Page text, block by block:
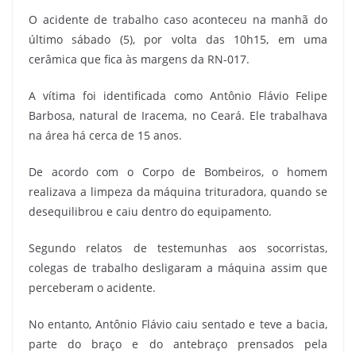
O acidente de trabalho caso aconteceu na manhã do
último sábado (5), por volta das 10h15, em uma
cerâmica que fica às margens da RN-017.
A vítima foi identificada como Antônio Flávio Felipe
Barbosa, natural de Iracema, no Ceará. Ele trabalhava
na área há cerca de 15 anos.
De acordo com o Corpo de Bombeiros, o homem
realizava a limpeza da máquina trituradora, quando se
desequilibrou e caiu dentro do equipamento.
Segundo relatos de testemunhas aos socorristas,
colegas de trabalho desligaram a máquina assim que
perceberam o acidente.
No entanto, Antônio Flávio caiu sentado e teve a bacia,
parte do braço e do antebraço prensados pela